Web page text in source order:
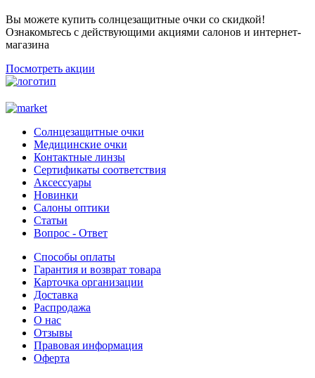
Вы можете купить солнцезащитные очки со скидкой!
Ознакомьтесь с действующими акциями салонов и интернет-
магазина
Посмотреть акции
Солнцезащитные очки
Медицинские очки
Контактные линзы
Сертификаты соответствия
Аксессуары
Новинки
Салоны оптики
Статьи
Вопрос - Ответ
Способы оплаты
Гарантия и возврат товара
Карточка организации
Доставка
Распродажа
О нас
Отзывы
Правовая информация
Оферта